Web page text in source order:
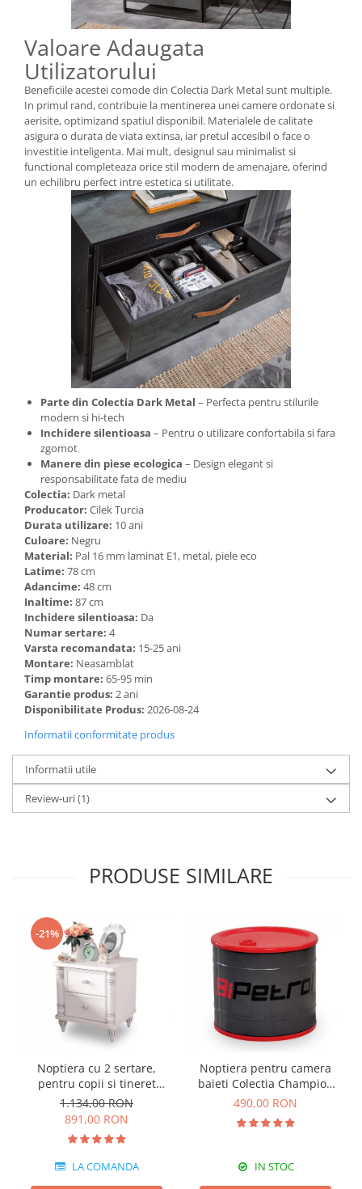
Valoare Adaugata
Utilizatorului
Beneficiile acestei comode din Colectia Dark Metal sunt multiple.
In primul rand, contribuie la mentinerea unei camere ordonate si
aerisite, optimizand spatiul disponibil. Materialele de calitate
asigura o durata de viata extinsa, iar pretul accesibil o face o
investitie inteligenta. Mai mult, designul sau minimalist si
functional completeaza orice stil modern de amenajare, oferind
un echilibru perfect intre estetica si utilitate.
Parte din Colectia Dark Metal – Perfecta pentru stilurile
modern si hi-tech
Inchidere silentioasa – Pentru o utilizare confortabila si fara
zgomot
Manere din piese ecologica – Design elegant si
responsabilitate fata de mediu
Colectia: Dark metal
Producator: Cilek Turcia
Durata utilizare: 10 ani
Culoare: Negru
Material: Pal 16 mm laminat E1, metal, piele eco
Latime: 78 cm
Adancime: 48 cm
Inaltime: 87 cm
Inchidere silentioasa: Da
Numar sertare: 4
Varsta recomandata: 15-25 ani
Montare: Neasamblat
Timp montare: 65-95 min
Garantie produs: 2 ani
Disponibilitate Produs: 2026-08-24
Informatii conformitate produs
Informatii utile
Review-uri(1)
PRODUSE SIMILARE
-21%
Noptiera cu 2 sertare,
pentru copii si tineret
Colectia Romantic,
50x42x56 cm
1.134,00 RON
891,00 RON
LA COMANDA
Noptiera pentru camera
baieti Colectia Champion
Racer
490,00 RON
IN STOC